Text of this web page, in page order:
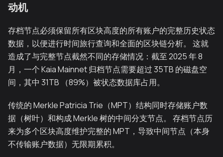
动机
存档节点必须保留所有区块高度的所有账户的完整历史状态
数据，以便进行时间旅行查询和全面的区块链分析。 这就
造成了与完整节点截然不同的存储情况：截至 2025 年 8
月，一个 Kaia Mainnet 归档节点需要超过 35TB 的磁盘空
间，其中 31TB （89%）被状态数据库占用。
传统的 Merkle Patricia Trie（MPT）结构同时存储账户数
据（树叶）和构成 Merkle 树的中间分支节点。 存档节点历
来为多个区块高度维护完整的 MPT，导致中间节点（本身
不传输账户数据）无限期累积。